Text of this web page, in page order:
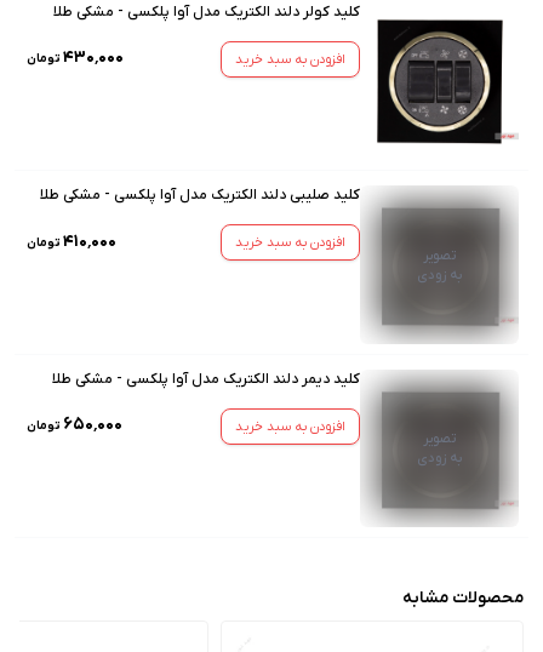
کلید کولر دلند الکتریک مدل آوا پلکسی - مشکی طلا
افزودن به سبد خرید ۴۳۰٬۰۰۰ تومان
تصویر
به زودی
کلید صلیبی دلند الکتریک مدل آوا پلکسی - مشکی طلا
افزودن به سبد خرید ۴۱۰٬۰۰۰ تومان
تصویر
به زودی
کلید دیمر دلند الکتریک مدل آوا پلکسی - مشکی طلا
افزودن به سبد خرید ۶۵۰٬۰۰۰ تومان
محصولات مشابه